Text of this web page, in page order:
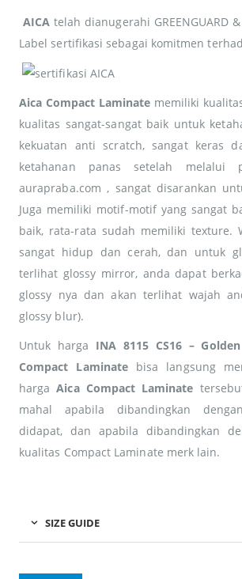
AICA telah dianugerahi GREENGUARD
Label sertifikasi sebagai komitmen
Aica Compact Laminate memiliki
kualitas sangat-sangat baik untuk
kekuatan anti scratch, sangat keras
ketahanan panas setelah melalui
aurapraba.com , sangat disarankan
Juga memiliki motif-motif yang sangat
baik, rata-rata sudah memiliki texture.
sangat hidup dan cerah, dan untuk
terlihat glossy mirror, anda dapat
glossy nya dan akan terlihat wajah
glossy blur).
Untuk harga INA 8115 CS16 –
Compact Laminate bisa langsung
hargaAica Compact Laminate
mahal apabila dibandingkan
didapat, dan apabila dibandingkan
kualitas Compact Laminate merk lain.
SIZE GUIDE